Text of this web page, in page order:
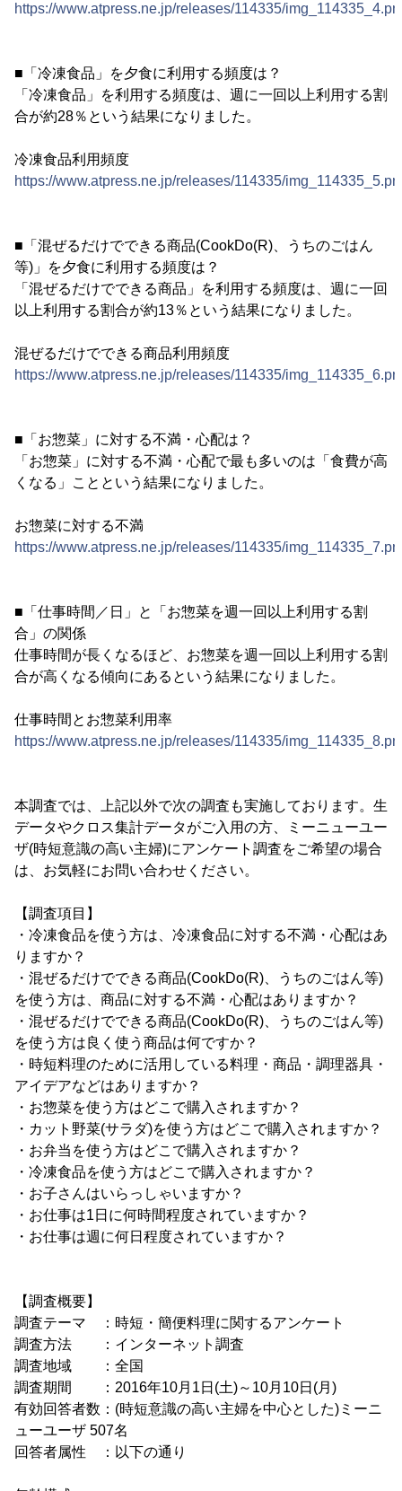
https://www.atpress.ne.jp/releases/114335/
■「冷凍食品」を夕食に利用する頻度は？
「冷凍食品」を利用する頻度は、週に一回以上利用する割
合が約28％という結果になりました。
冷凍食品利用頻度
https://www.atpress.ne.jp/releases/114335/
■「混ぜるだけでできる商品(CookDo(R)、うちのごはん
等)」を夕食に利用する頻度は？
「混ぜるだけでできる商品」を利用する頻度は、週に一回
以上利用する割合が約13％という結果になりました。
混ぜるだけでできる商品利用頻度
https://www.atpress.ne.jp/releases/114335/
■「お惣菜」に対する不満・心配は？
「お惣菜」に対する不満・心配で最も多いのは「食費が高
くなる」ことという結果になりました。
お惣菜に対する不満
https://www.atpress.ne.jp/releases/114335/
■「仕事時間／日」と「お惣菜を週一回以上利用する割
合」の関係
仕事時間が長くなるほど、お惣菜を週一回以上利用する割
合が高くなる傾向にあるという結果になりました。
仕事時間とお惣菜利用率
https://www.atpress.ne.jp/releases/114335/
本調査では、上記以外で次の調査も実施しております。生
データやクロス集計データがご入用の方、ミーニューユー
ザ(時短意識の高い主婦)にアンケート調査をご希望の場合
は、お気軽にお問い合わせください。
【調査項目】
・冷凍食品を使う方は、冷凍食品に対する不満・心配はあ
りますか？
・混ぜるだけでできる商品(CookDo(R)、うちのごはん等)
を使う方は、商品に対する不満・心配はありますか？
・混ぜるだけでできる商品(CookDo(R)、うちのごはん等)
を使う方は良く使う商品は何ですか？
・時短料理のために活用している料理・商品・調理器具・
アイデアなどはありますか？
・お惣菜を使う方はどこで購入されますか？
・カット野菜(サラダ)を使う方はどこで購入されますか？
・お弁当を使う方はどこで購入されますか？
・冷凍食品を使う方はどこで購入されますか？
・お子さんはいらっしゃいますか？
・お仕事は1日に何時間程度されていますか？
・お仕事は週に何日程度されていますか？
【調査概要】
調査テーマ ：時短・簡便料理に関するアンケート
調査方法 ：インターネット調査
調査地域 ：全国
調査期間 ：2016年10月1日(土)～10月10日(月)
有効回答者数：(時短意識の高い主婦を中心とした)ミーニ
ューユーザ 507名
回答者属性 ：以下の通り